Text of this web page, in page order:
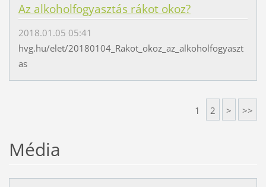
Az alkoholfogyasztás rákot okoz?
2018.01.05 05:41
hvg.hu/elet/20180104_Rakot_okoz_az_alkoholfogyaszt
as
1 2 > >>
Média